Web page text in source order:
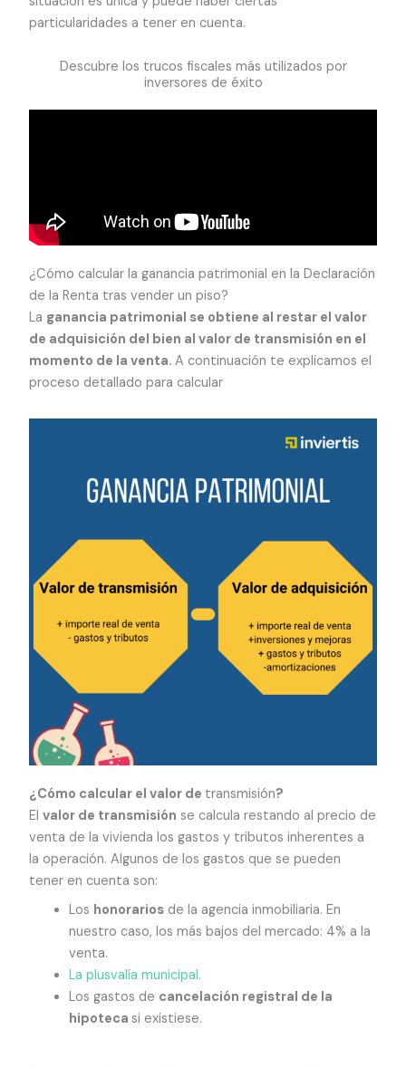
particularidades a tener en cuenta.
Descubre los trucos fiscales más utilizados por
inversores de éxito
¿Cómo calcular la ganancia patrimonial en la Declaración
de la Renta tras vender un piso?
La ganancia patrimonial se obtiene al restar el valor
de adquisición del bien al valor de transmisión en el
momento de la venta.A continuación te explicamos el
proceso detallado para calcular
¿Cómo calcular el valor de transmisión?
Elvalor de transmisión se calcula restando al precio de
venta de la vivienda los gastos y tributos inherentes a
la operación. Algunos de los gastos que se pueden
tener en cuenta son:
Los honorarios de la agencia inmobiliaria. En
nuestro caso, los más bajos del mercado: 4% a la
venta.
La plusvalía municipal.
Los gastos de cancelación registral de la
hipotecasi existiese.